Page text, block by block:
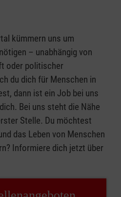
kümmern uns um
– unabhängig von
oder politischer
du dich für Menschen in
dann ist ein Job bei uns
Bei uns steht die Nähe
Stelle. Du möchtest
das Leben von Menschen
Informiere dich jetzt über